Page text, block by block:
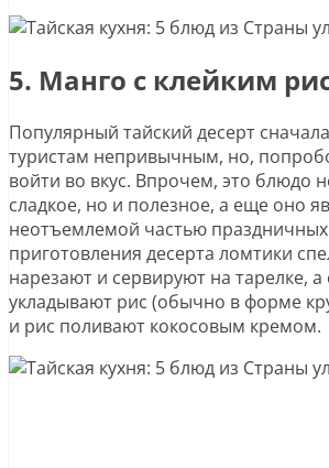
5. Манго с клейким
Популярный тайский десерт
туристам непривычным, но,
войти во вкус. Впрочем, это блюдо
сладкое, но и полезное, а еще оно
неотъемлемой частью праздничных
приготовления десерта ломтики
нарезают и сервируют на тарелке, а
укладывают рис (обычно в форме
и рис поливают кокосовым кремом.